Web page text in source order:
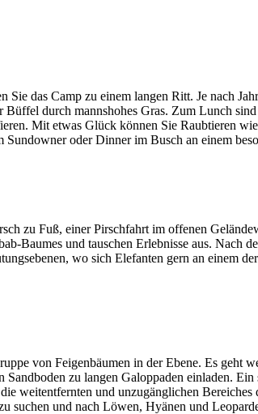
das Camp zu einem langen Ritt. Je nach
durch mannshohes Gras. Zum Lunch
Mit etwas Glück können Sie Raubtieren
oder Dinner im Busch an einem
zu Fuß, einer Pirschfahrt im offenen
Baumes und tauschen Erlebnisse aus. Nach
wo sich Elefanten gern an einem
von Feigenbäumen in der Ebene. Es geht
zu langen Galoppaden einladen.
weitentfernten und unzugänglichen Bereiches
suchen und nach Löwen, Hyänen und